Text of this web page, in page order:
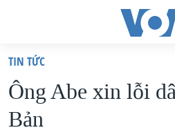
truy
cập
Tới
TRANG CHỦ
VIỆT NAM
HOA KỲ
TIN TỨC
Ông Abe xin lỗi
Bản